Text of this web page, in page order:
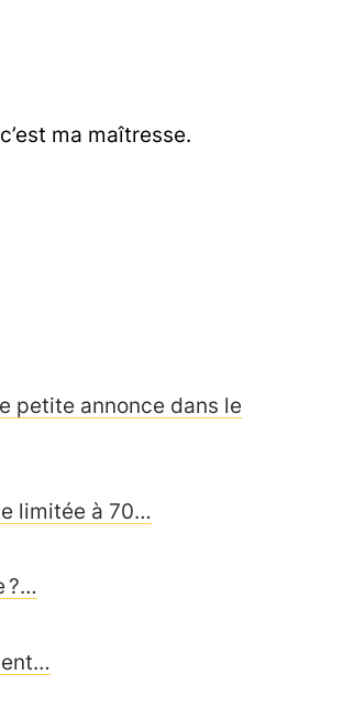
ma maîtresse.
petite annonce dans le
limitée à 70…
?…